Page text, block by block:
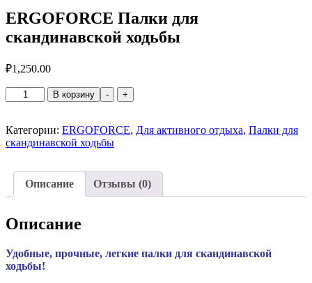
ERGOFORCE Палки для
скандинавской ходьбы
₽1,250.00
-
Количество
товара
Палки
для
+
В корзину
Категории: ERGOFORCE, Для активного отдыха, Палки для
скандинавской ходьбы
Описание Отзывы (0)
Описание
Удобные, прочные, легкие палки для скандинавской
ходьбы!